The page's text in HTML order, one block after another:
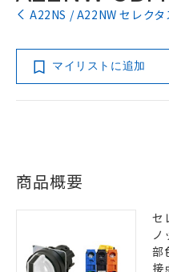
A22NS / A22NW セレク
マイリストに追加
商品概要
セ
ノ
部
接